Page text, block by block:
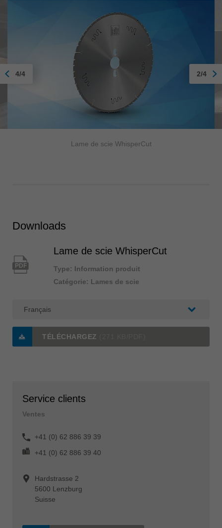
Lame de scie WhisperCut
4/4 2/4
Downloads
PDF
Lame de scie WhisperCut
Type: Information produit
Catégorie: Lames de scie
TÉLÉCHARGEZ
Service clients
Ventes
+41 (0) 62 886 39 39
+41 (0) 62 886 39 40
Hardstrasse 2
5600 Lenzburg
Suisse